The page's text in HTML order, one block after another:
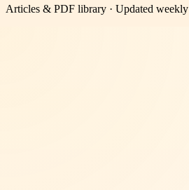
Articles & PDF library · Updated weekly